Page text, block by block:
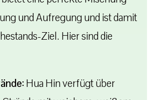
und Aufregung und ist damit
Ziel. Hier sind die
Hua Hin verfügt über